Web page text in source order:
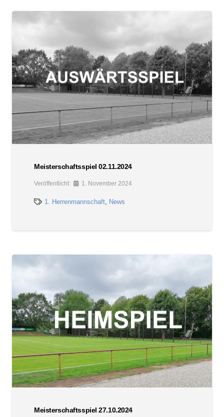
Meisterschaftsspiel 02.11.2024
Veröffentlicht: 1. November 2024
1. Herrenmannschaft News
Meisterschaftsspiel 27.10.2024